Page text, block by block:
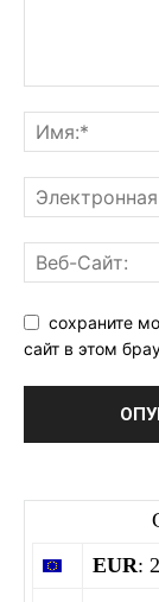
сохраните
сайт в этом
EUR: